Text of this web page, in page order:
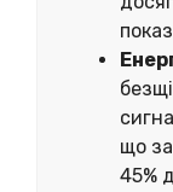
що
45%